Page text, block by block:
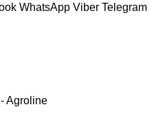
WhatsApp Viber Telegram